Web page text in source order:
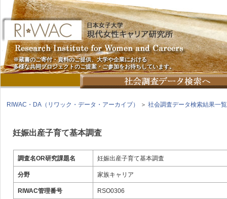
※蔵書のご寄付・資料のご提供、大学や企業における
多様な共同プロジェクトのご提案・ご参加をお待ちしています。
RIWAC・DA（リワック・データ・アーカイブ） ＞ 社会調査データ検索結果一覧
妊娠出産子育て基本調査
調査名OR研究課題名 妊娠出産子育て基本調査
分野 家族キャリア
RIWAC管理番号 RSO0306